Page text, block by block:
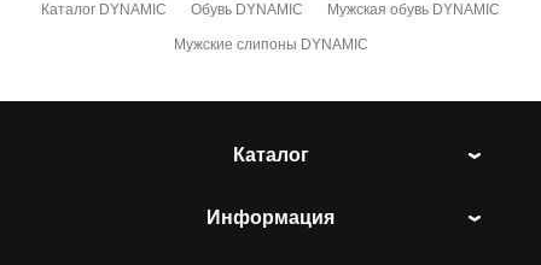
Каталог DYNAMIC Обувь DYNAMIC Мужская обувь DYNAMIC
Мужские слипоны DYNAMIC
Каталог
Информация